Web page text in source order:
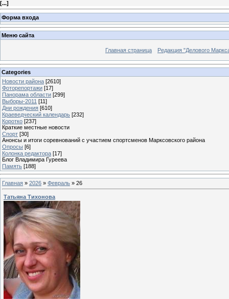
[...]
Форма входа
Меню сайта
Главная страница Редакция "Делового
Categories
Новости района [2610]
Фоторепортажи [17]
Панорама области [299]
Выборы-2011 [11]
Дни рождения [610]
Краеведческий календарь [232]
Коротко [237]
Краткие местные новости
Спорт [30]
Анонсы и итоги соревнований с участием спортсменов Марксовского района
Опросы [6]
Колонка редактора [17]
Блог Владимира Гуреева
Память [188]
Главная » 2026 » Февраль » 26
Татьяна Тихонова